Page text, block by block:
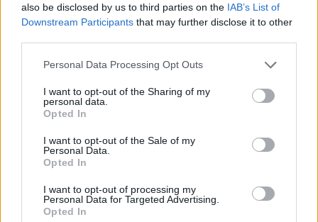
also be disclosed by us to third parties on the IAB’s List of
Downstream Participants that may further disclose it to other
Personal Data Processing Opt Outs
I want to opt-out of the Sharing of my
personal data.
Opted In
I want to opt-out of the Sale of my
Personal Data.
Opted In
I want to opt-out of processing my
Personal Data for Targeted Advertising.
Opted In
αντισταθμίζονται από άλλες αντίστοιχες
ενέργειες κεφαλαιακής ενίσχυσης ως
αποτέλεσμα της συμφωνίας μεταξύ των
βασικών μετόχων της Τράπεζας.
Η Διευθύνουσα Σύμβουλος της Attica Bank,
ήταν η χρονιά που η Τράπεζα επανήλθε σε
λειτουργική κερδοφορία, ενώ η τάση συνεχίζεται
δυναμικά και το 2024 όπως αποτυπώνεται από
τα αποτελέσματα α’ τριμήνου. Η θετική